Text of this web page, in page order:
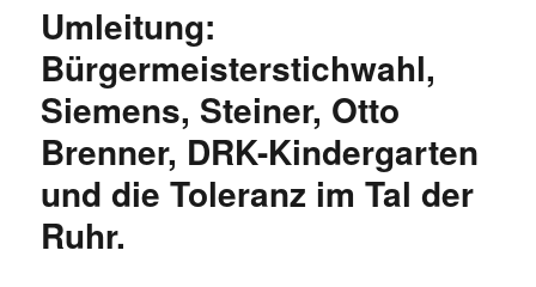
Black
History,
Bürgermeister-
Abwahl
und
rosarote
Umleitung:
Bürgermeisterstichwahl,
Siemens, Steiner, Otto
Brenner, DRK-Kindergarten
und die Toleranz im Tal der
Ruhr.